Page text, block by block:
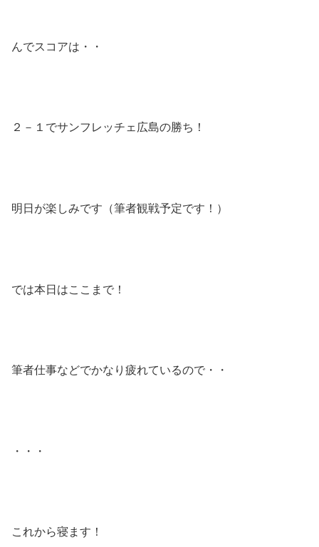
んでスコアは・・
２－１でサンフレッチェ広島の勝ち！
明日が楽しみです（筆者観戦予定です！）
では本日はここまで！
筆者仕事などでかなり疲れているので・・
・・・
これから寝ます！